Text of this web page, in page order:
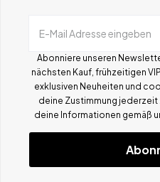
E-Mail Adresse eingeben
Abonniere unseren
nächsten Kauf, frühzeitigen
exklusiven Neuheiten und
deine Zustimmung jederzeit
deine Informationen gemäß